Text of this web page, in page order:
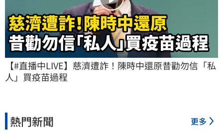
【#直播中LIVE】慈濟遭詐！陳時中還原昔勸勿信「私
人」買疫苗過程
熱門新聞 更多